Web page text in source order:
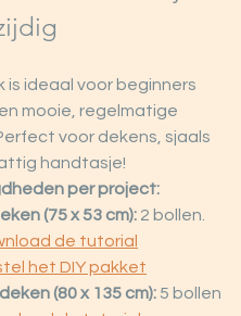
is ideaal voor beginners
mooie, regelmatige
voor dekens, sjaals
handtasje!
per project:
(75 x 53 cm): 2 bollen.
de tutorial
het DIY pakket
(80 x 135 cm): 5 bollen